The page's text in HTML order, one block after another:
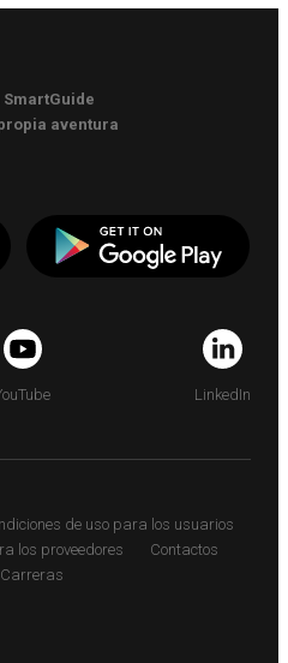
SmartGuide
aventura
LinkedIn
de uso para los usuarios
los proveedores
Contactos
Carreras